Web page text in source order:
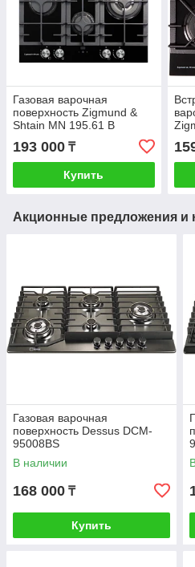
Газовая варочная
поверхность Zigmund &
Shtain MN 195.61 B
193 000 ₸
Купить
Акционные предложения и
Газовая варочная
поверхность Dessus DCM-
95008BS
В наличии
168 000 ₸
Купить